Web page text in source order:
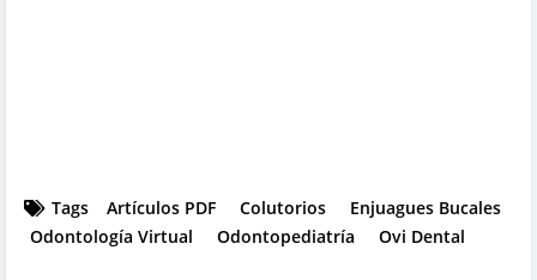
Tags Artículos PDF Colutorios
Enjuagues Bucales
Odontología Virtual
Odontopediatría Ovi Dental